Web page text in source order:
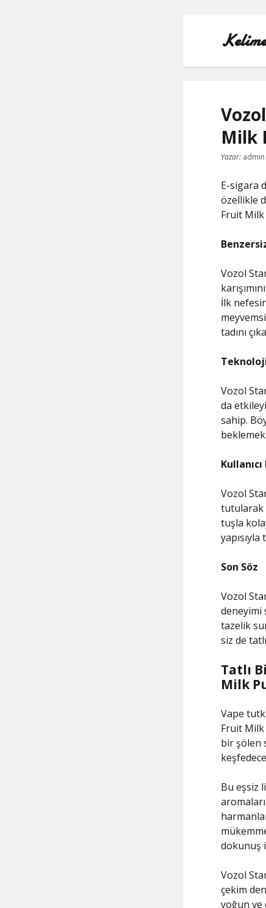
Milk
Yazar:admin
E-sigara
özellikle
Fruit Milk
Vozol
İlk
tadını
Vozol
da
sahip.
Vozol
tutularak
tuşla
yapısıyla
Son Söz
Vozol
deneyimi
tazelik
siz de
Tatlı
Milk
Vape
Fruit Milk
bir şölen
Bu eşsiz
dokunuş
Vozol
çekim
yoğun ve